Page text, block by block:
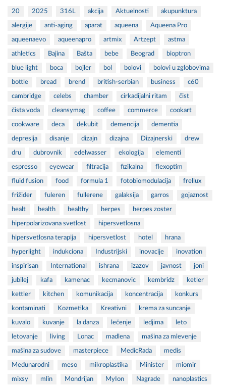
20 2025 316L akcija Aktuelnosti akupunktura
alergije anti-aging aparat aqueena Aqueena Pro
aqueenaevo aqueenapro artmix Artzept astma
athletics Bajina Bašta bebe Beograd bioptron
blue light boca bojler bol bolovi bolovi u zglobovima
bottle bread brend british-serbian business c60
cambridge celebs chamber cirkadijalni ritam čist
čista voda cleansymag coffee commerce cookart
cookware deca dekubit demencija dementia
depresija disanje dizajn dizajna Dizajnerski drew
dru dubrovnik edelwasser ekologija elementi
espresso eyewear filtracija fizikalna flexoptim
fluid fusion food formula 1 fotobiomodulacija frellux
frižider fuleren fullerene galaksija garros gojaznost
healt health healthy herpes herpes zoster
hiperpolarizovana svetlost hipersvetlosna
hipersvetlosna terapija hipersvetlost hotel hrana
hyperlight indukciona Industrijski inovacije inovation
inspirisan International ishrana izazov javnost joni
jubilej kafa kamenac kecmanovic kembridz ketler
kettler kitchen komunikacija koncentracija konkurs
kontaminati Kozmetika Kreativni krema za suncanje
kuvalo kuvanje la danza lečenje ledjima leto
letovanje living Lonac madlena mašina za mlevenje
mašina za sudove masterpiece MedicRada medis
Međunarodni meso mikroplastika Minister miomir
mixsy mlin Mondrijan MyIon Nagrade nanoplastics